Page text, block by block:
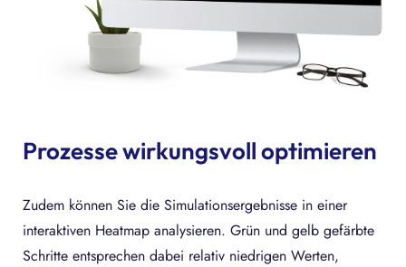
Prozesse wirkungsvoll optimieren
Zudem können Sie die Simulationsergebnisse in einer
interaktiven Heatmap analysieren. Grün und gelb gefärbte
Schritte entsprechen dabei relativ niedrigen Werten,